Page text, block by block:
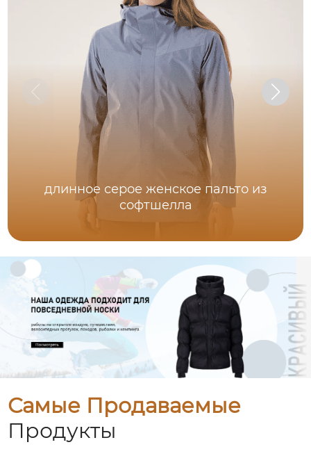
длинное серое женское пальто из
софтшелла
Самые Продаваемые
Продукты